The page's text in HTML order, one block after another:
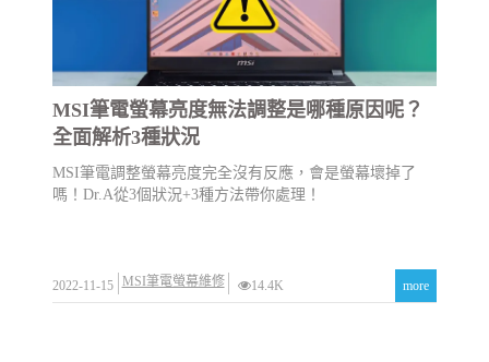
MSI筆電螢幕亮度無法調整是哪種原因呢？
全面解析3種狀況
MSI筆電調整螢幕亮度完全沒有反應，會是螢幕壞掉了
嗎！Dr.A從3個狀況+3種方法帶你處理！
2022-11-15 MSI筆電螢幕維修 14.4K more